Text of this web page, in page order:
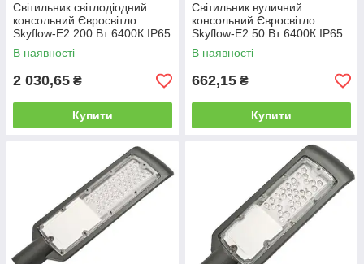
Світильник світлодіодний
консольний Євросвітло
Skyflow-E2 200 Вт 6400К IP65
22000 Лм
В наявності
2 030,65 ₴
Купити
Світильник вуличний
консольний Євросвітло
Skyflow-E2 50 Вт 6400К IP65
5500 Лм
В наявності
662,15 ₴
Купити